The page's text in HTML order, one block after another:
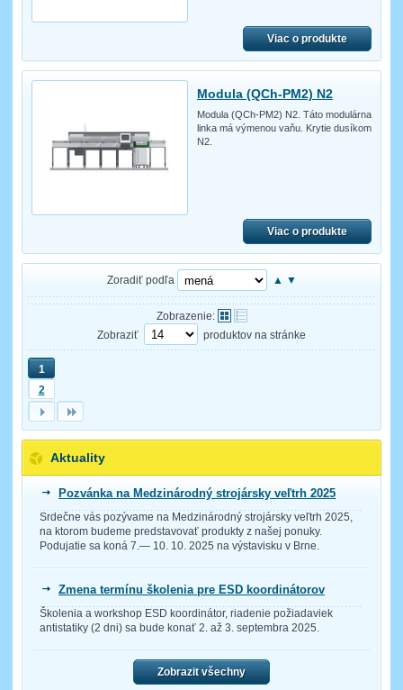
Viac o produkte
Modula (QCh-PM2) N2
Modula (QCh-PM2) N2. Táto modulárna
linka má výmenou vaňu. Krytie dusíkom
N2.
Viac o produkte
Zoradiť podľa ▲ ▼
Zobrazenie:
Zobraziť
produktov na stránke
1
2
Aktuality
Pozvánka na Medzinárodný strojársky veľtrh 2025
Srdečne vás pozývame na Medzinárodný strojársky veľtrh 2025,
na ktorom budeme predstavovať produkty z našej ponuky.
Podujatie sa koná 7.— 10. 10. 2025 na výstavisku v Brne.
Zmena termínu školenia pre ESD koordinátorov
Školenia a workshop ESD koordinátor, riadenie požiadaviek
antistatiky (2 dni) sa bude konať 2. až 3. septembra 2025.
Zobrazit všechny